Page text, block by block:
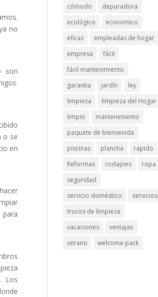
no
son
o se
en
Los
cómodo
depuradora
ecológico
economico
eficaz
empleadas de hogar
empresa
fácil
fácil mantenimiento
garantia
jardín
ley
limpieza
limpieza del Hogar
limpio
mantenimiento
paquete de bienvenida
piscinas
plancha
rapido
Reformas
rodapies
ropa
seguridad
servicio doméstico
servicios
trucos de limpieza
vacaciones
ventajas
verano
welcome pack